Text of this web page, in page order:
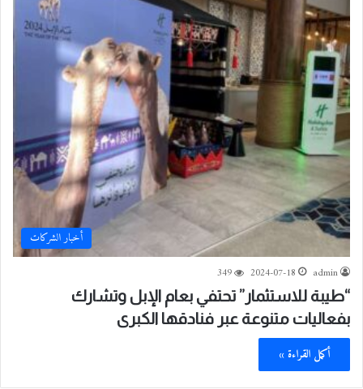
أخبار الشركات
admin
2024-07-18
349
“طيبة للاستثمار” تحتفي بعام الإبل وتشارك
بفعاليات متنوعة عبر فنادقها الكبرى
أكمل القراءة »